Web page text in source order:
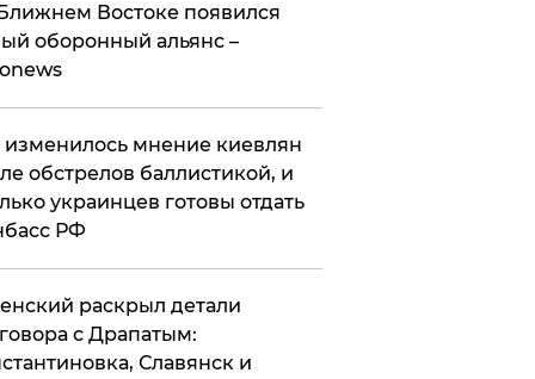
Востоке появился
оборонный альянс –
изменилось мнение киевлян
обстрелов баллистикой, и
украинцев готовы отдать
РФ
раскрыл детали
с Драпатым:
Славянск и